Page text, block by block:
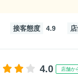
接客態度 4.9
4.0 店舗か